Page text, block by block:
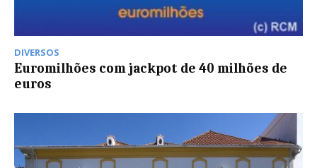
DIVERSOS
Euromilhões com jackpot de 40 milhões de
euros